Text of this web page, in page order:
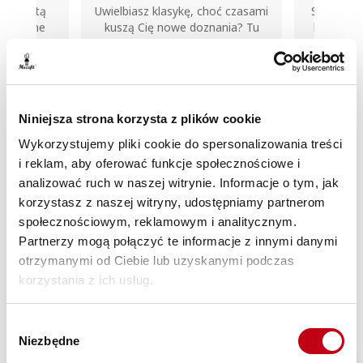
Niniejsza strona korzysta z plików cookie
Wykorzystujemy pliki cookie do spersonalizowania treści
i reklam, aby oferować funkcje społecznościowe i
analizować ruch w naszej witrynie. Informacje o tym, jak
korzystasz z naszej witryny, udostępniamy partnerom
społecznościowym, reklamowym i analitycznym.
Partnerzy mogą połączyć te informacje z innymi danymi
otrzymanymi od Ciebie lub uzyskanymi podczas
korzystania z ich usług.
zgody
Niezbędne
czasami
Tu
/ dzień
Spróbuj dań, które kochają nasi
klienci. Wybierz niepodważalnie
Cena od 80,99 zł / dzień
Zamów
jeszcze
Subskrybuj nasze Social
media i bądź na bieżąco